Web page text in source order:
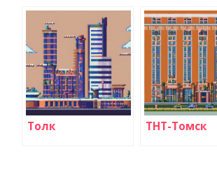
Толк ТНТ-Томск